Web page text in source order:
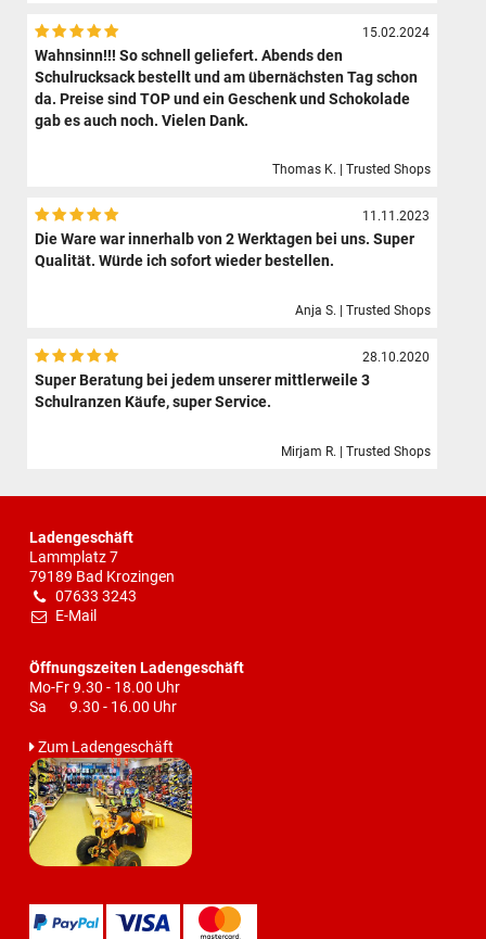
15.02.2024
Wahnsinn!!! So schnell geliefert. Abends den
Schulrucksack bestellt und am übernächsten Tag schon
da. Preise sind TOP und ein Geschenk und Schokolade
gab es auch noch. Vielen Dank.
Thomas K. | Trusted Shops
11.11.2023
Die Ware war innerhalb von 2 Werktagen bei uns. Super
Qualität. Würde ich sofort wieder bestellen.
Anja S. | Trusted Shops
28.10.2020
Super Beratung bei jedem unserer mittlerweile 3
Schulranzen Käufe, super Service.
Mirjam R. | Trusted Shops
Ladengeschäft
Lammplatz 7
79189 Bad Krozingen
07633 3243
E-Mail
Öffnungszeiten Ladengeschäft
Mo-Fr 9.30 - 18.00 Uhr
Sa 9.30 - 16.00 Uhr
Zum Ladengeschäft